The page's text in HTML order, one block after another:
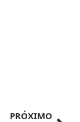
PRÓXIMO